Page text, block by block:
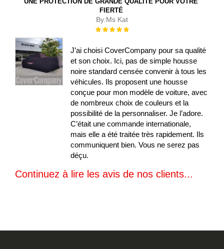
FIERTÉ
By:Ms Kat
Évaluation :
J’ai choisi CoverCompany pour sa qualité
et son choix. Ici, pas de simple housse
noire standard censée convenir à tous les
véhicules. Ils proposent une housse
conçue pour mon modèle de voiture, avec
de nombreux choix de couleurs et la
possibilité de la personnaliser. Je l’adore.
C’était une commande internationale,
mais elle a été traitée très rapidement. Ils
communiquent bien. Vous ne serez pas
déçu.
Continuez à lire les avis de nos clients...